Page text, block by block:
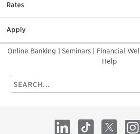
Rates
Apply
Online Banking Seminars Financial
Help
Search
this